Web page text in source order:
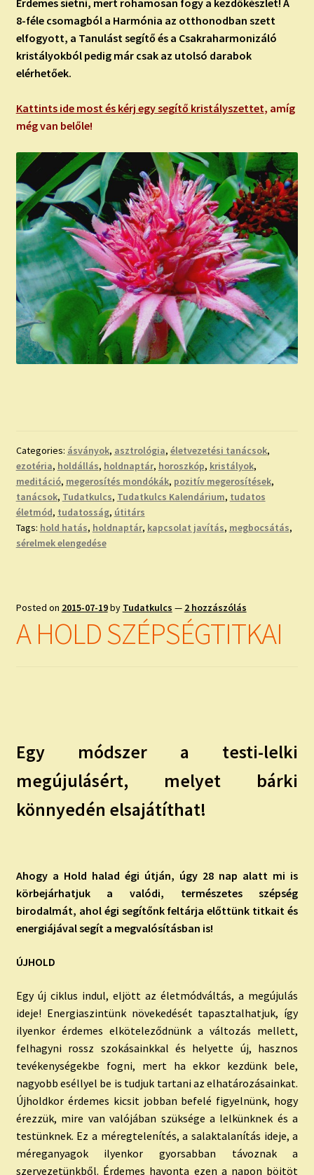
8-féle csomagból a Harmónia az otthonodban szett
elfogyott, a Tanulást segítő és a Csakraharmonizáló
kristályokból pedig már csak az utolsó darabok
elérhetőek.
Kattints ide most és kérj egy segítő kristályszettet, amíg
még van belőle!
Categories: ásványok, asztrológia, életvezetési tanácsok,
ezotéria, holdállás, holdnaptár, horoszkóp, kristályok,
meditáció, megerosítés mondókák, pozitív megerosítések,
tanácsok, Tudatkulcs, Tudatkulcs Kalendárium, tudatos
életmód, tudatosság, útitárs
Tags: hold hatás, holdnaptár, kapcsolat javítás, megbocsátás,
sérelmek elengedése
Posted on 2015-07-19by Tudatkulcs — 2 hozzászólás
A HOLD SZÉPSÉGTITKAI
Egy módszer a testi-lelki
megújulásért, melyet bárki
könnyedén elsajátíthat!
Ahogy a Hold halad égi útján, úgy 28 nap alatt mi is
körbejárhatjuk a valódi, természetes szépség
birodalmát, ahol égi segítőnk feltárja előttünk titkait és
energiájával segít a megvalósításban is!
ÚJHOLD
Egy új ciklus indul, eljött az életmódváltás, a megújulás
ideje! Energiaszintünk növekedését tapasztalhatjuk, így
ilyenkor érdemes elköteleződnünk a változás mellett,
felhagyni rossz szokásainkkal és helyette új, hasznos
tevékenységekbe fogni, mert ha ekkor kezdünk bele,
nagyobb eséllyel be is tudjuk tartani az elhatározásainkat.
Újholdkor érdemes kicsit jobban befelé figyelnünk, hogy
érezzük, mire van valójában szüksége a lelkünknek és a
testünknek. Ez a méregtelenítés, a salaktalanítás ideje, a
méreganyagok ilyenkor gyorsabban távoznak a
szervezetünkből. Érdemes havonta ezen a napon böjtöt